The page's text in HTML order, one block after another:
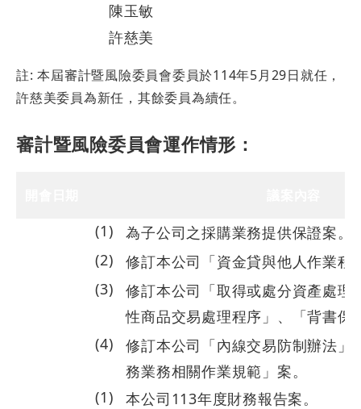
陳玉敏
許慈美
註: 本屆審計暨風險委員會委員於114年5月29日就任，
許慈美委員為新任，其餘委員為續任。
審計暨風險委員會運作情形：
(1)
為子公司之採購業務提供保證案。
(2)
修訂本公司「資金貸與他人作業程
(3)
修訂本公司「取得或處分資產處理
性商品交易處理程序」、「背書保
(4)
修訂本公司「內線交易防制辦法」
務業務相關作業規範」案。
(1)
本公司113年度財務報告案。